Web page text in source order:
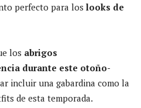
perfecto para los looks de
los abrigos
durante este otoño-
incluir una gabardina como la
de esta temporada.